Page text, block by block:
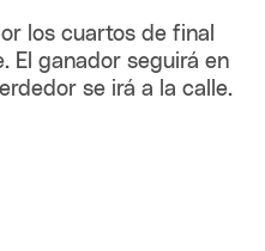
los cuartos de final
El ganador seguirá en
se irá a la calle.